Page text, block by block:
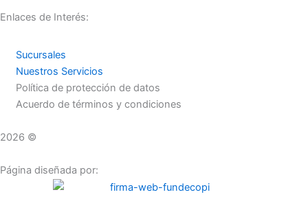
Enlaces de Interés:
Sucursales
Nuestros Servicios
Política de protección de datos
Acuerdo de términos y condiciones
2026 ©
Página diseñada por: